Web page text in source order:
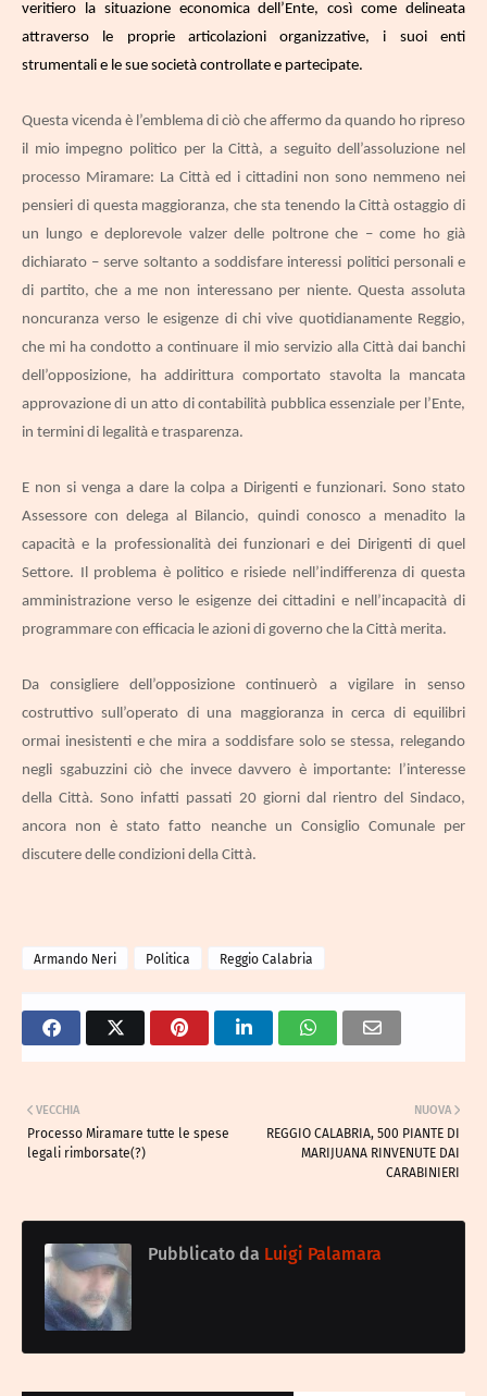
veritiero la situazione economica dell’Ente, così come delineata
attraverso le proprie articolazioni organizzative, i suoi enti
strumentali e le sue società controllate e partecipate.
Questa vicenda è l’emblema di ciò che affermo da quando ho ripreso
il mio impegno politico per la Città, a seguito dell’assoluzione nel
processo Miramare: La Città ed i cittadini non sono nemmeno nei
pensieri di questa maggioranza, che sta tenendo la Città ostaggio di
un lungo e deplorevole valzer delle poltrone che – come ho già
dichiarato – serve soltanto a soddisfare interessi politici personali e
di partito, che a me non interessano per niente. Questa assoluta
noncuranza verso le esigenze di chi vive quotidianamente Reggio,
che mi ha condotto a continuare il mio servizio alla Città dai banchi
dell’opposizione, ha addirittura comportato stavolta la mancata
approvazione di un atto di contabilità pubblica essenziale per l’Ente,
in termini di legalità e trasparenza.
E non si venga a dare la colpa a Dirigenti e funzionari. Sono stato
Assessore con delega al Bilancio, quindi conosco a menadito la
capacità e la professionalità dei funzionari e dei Dirigenti di quel
Settore. Il problema è politico e risiede nell’indifferenza di questa
amministrazione verso le esigenze dei cittadini e nell’incapacità di
programmare con efficacia le azioni di governo che la Città merita.
Da consigliere dell’opposizione continuerò a vigilare in senso
costruttivo sull’operato di una maggioranza in cerca di equilibri
ormai inesistenti e che mira a soddisfare solo se stessa, relegando
negli sgabuzzini ciò che invece davvero è importante: l’interesse
della Città. Sono infatti passati 20 giorni dal rientro del Sindaco,
ancora non è stato fatto neanche un Consiglio Comunale per
discutere delle condizioni della Città.
Armando Neri Politica Reggio Calabria
NUOVA
REGGIO CALABRIA, 500 PIANTE DI
MARIJUANA RINVENUTE DAI
CARABINIERI
VECCHIA
Processo Miramare tutte le spese
legali rimborsate(?)
Pubblicato da Luigi Palamara